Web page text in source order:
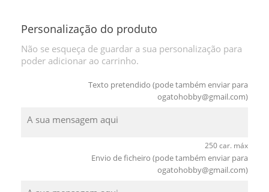
Personalização do produto
Não se esqueça de guardar a sua personalização para
poder adicionar ao carrinho.
Texto pretendido (pode também enviar para
ogatohobby@gmail.com)
250 car. máx
Envio de ficheiro (pode também enviar para
ogatohobby@gmail.com)